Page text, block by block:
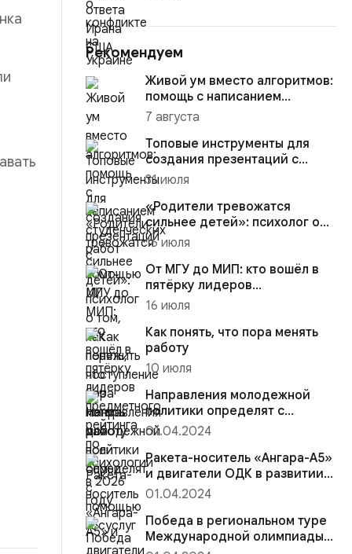
Рекомендуем
Живой ум вместо алгоритмов:
помощь с написанием
студенческих работ
7 августа
Топовые инструменты для
создания презентаций с
помощью ИИ
31 июля
«Родители тревожатся
сильнее детей»: психолог о
том, как пережить
16 июля
От МГУ до МИП: кто вошёл в
пятёрку лидеров
предметного рейтинга по
16 июля
Как понять, что пора менять
работу
10 июля
Направления молодежной
политики определят с
помощью госуслуг
01.04.2024
Ракета-носитель «Ангара-А5»
и двигатели ОДК в развитии
космической отрасли
01.04.2024
Победа в региональном туре
Международной олимпиады